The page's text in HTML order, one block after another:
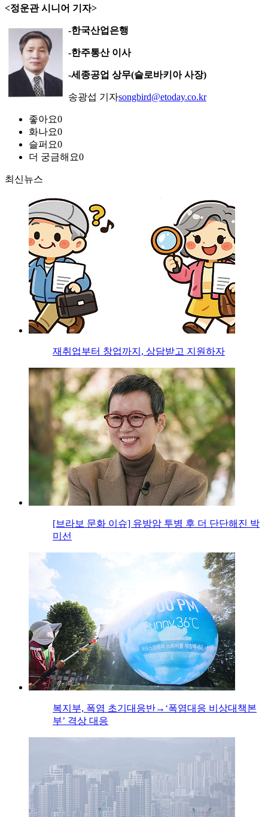
<정운관 시니어 기자>
-한국산업은행
-한주통산 이사
-세종공업 상무(슬로바키아 사장)
송광섭 기자songbird@etoday.co.kr
좋아요0
화나요0
슬퍼요0
더 궁금해요0
최신뉴스
재취업부터 창업까지, 상담받고 지원하자
[브라보 문화 이슈] 유방암 투병 후 더 단단해진 박
미선
복지부, 폭염 초기대응반→‘폭염대응 비상대책본
부’ 격상 대응